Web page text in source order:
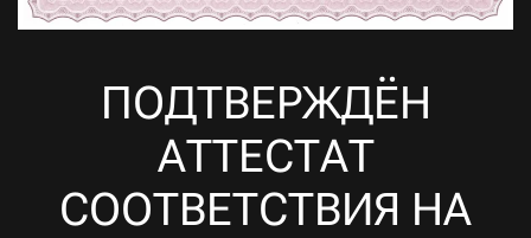
ПОДТВЕРЖДЁН
АТТЕСТАТ
СООТВЕТСТВИЯ НА